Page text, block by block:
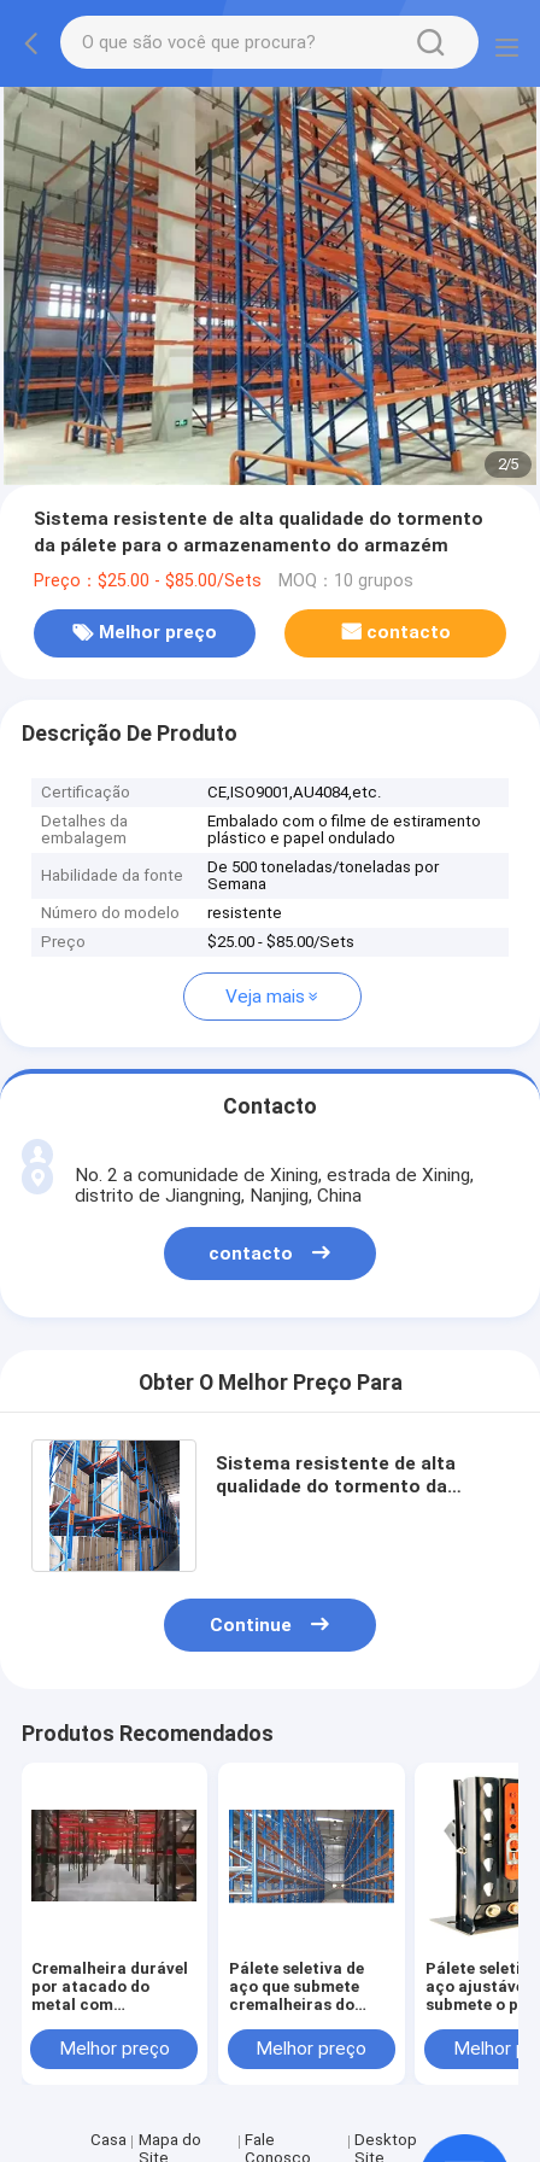
2/5
Sistema resistente de alta qualidade do tormento
da pálete para o armazenamento do armazém
Preço：$25.00 - $85.00/Sets MOQ：10 grupos
Melhor preço contacto
Descrição De Produto
Certificação
CE,ISO9001,AU4084,etc.
Detalhes da
embalagem
Embalado com o filme de estiramento
plástico e papel ondulado
Habilidade da fonte
De 500 toneladas/toneladas por
Semana
Número do modelo
resistente
Preço
$25.00 - $85.00/Sets
Veja mais
Contacto
No. 2 a comunidade de Xining, estrada de Xining,
distrito de Jiangning, Nanjing, China
contacto
Obter O Melhor Preço Para
Sistema resistente de alta
qualidade do tormento da
Continue
Produtos Recomendados
Cremalheira durável
por atacado do
metal com
Multi-nível
Melhor preço
Pálete seletiva de
aço que submete
cremalheiras do
passo de 75mm
Melhor preço
Pálete
aço ajustável
submete o
Melhor
Casa
Mapa do
Site
Fale
Conosco
Desktop
Site